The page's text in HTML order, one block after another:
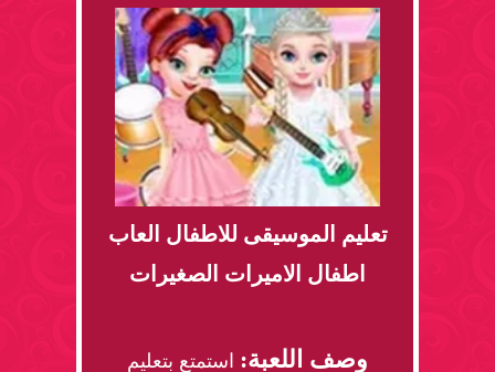
تعليم الموسيقى للاطفال العاب
اطفال الاميرات الصغيرات
وصف اللعبة: استمتع بتعليم